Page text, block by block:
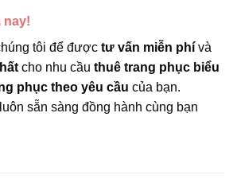
nay!
tôi để được tư vấn miễn phí và
cho nhu cầu thuê trang phục biểu
phục theo yêu cầu của bạn.
luôn sẵn sàng đồng hành cùng bạn